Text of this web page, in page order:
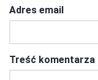
Adres email
Treść komentarza